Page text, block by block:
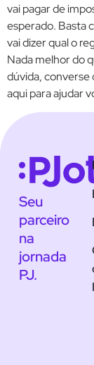
vai pagar de
esperado. Basta
vai dizer qual o
Nada melhor do
dúvida, converse
aqui para ajudar
Seu
parceiro
na
jornada
PJ.